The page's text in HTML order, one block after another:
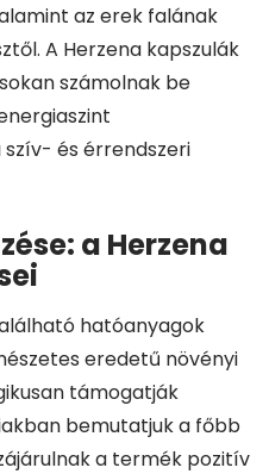
az erek falának
A Herzena kapszulák
számolnak be
és érrendszeri
a Herzena
hatóanyagok
eredetű növényi
támogatják
bemutatjuk a főbb
a termék pozitív